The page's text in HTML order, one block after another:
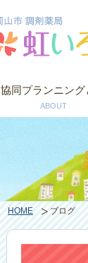
協同プランニング
ABOUT
HOME ブログ